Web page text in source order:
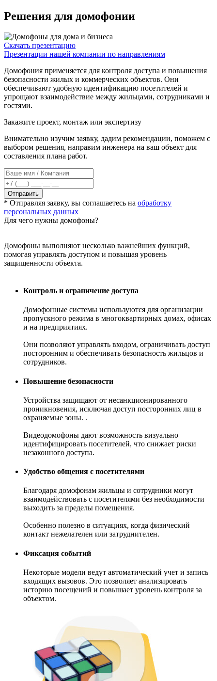
Решения для домофонии
Скачать презентацию
Презентации нашей компании по направлениям
Домофония применяется для контроля доступа и повышения
безопасности жилых и коммерческих объектов. Они
обеспечивают удобную идентификацию посетителей и
упрощают взаимодействие между жильцами, сотрудниками и
гостями.
Закажите проект, монтаж или экспертизу
Внимательно изучим заявку, дадим рекомендации, поможем с
выбором решения, направим инженера на ваш объект для
составления плана работ.
Отправить
* Отправляя заявку, вы соглашаетесь на обработку
персональных данных
Для чего нужны домофоны?
Домофоны выполняют несколько важнейших функций,
помогая управлять доступом и повышая уровень
защищенности объекта.
Контроль и ограничение доступа
Домофонные системы используются для организации
пропускного режима в многоквартирных домах, офисах
и на предприятиях.
Они позволяют управлять входом, ограничивать доступ
посторонним и обеспечивать безопасность жильцов и
сотрудников.
Повышение безопасности
Устройства защищают от несанкционированного
проникновения, исключая доступ посторонних лиц в
охраняемые зоны. .
Видеодомофоны дают возможность визуально
идентифицировать посетителей, что снижает риски
незаконного доступа.
Удобство общения с посетителями
Благодаря домофонам жильцы и сотрудники могут
взаимодействовать с посетителями без необходимости
выходить за пределы помещения.
Особенно полезно в ситуациях, когда физический
контакт нежелателен или затруднителен.
Фиксация событий
Некоторые модели ведут автоматический учет и запись
входящих вызовов. Это позволяет анализировать
историю посещений и повышает уровень контроля за
объектом.